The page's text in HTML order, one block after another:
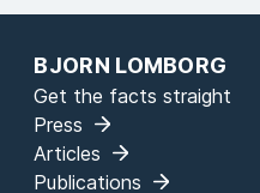
BJORN LOMBORG
Get the facts straight
Press
Articles
Publications